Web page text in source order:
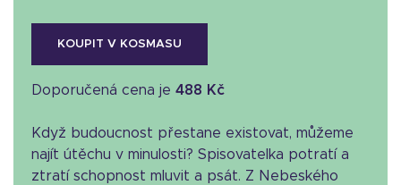
KOUPIT V KOSMASU
Doporučená cena je 488 Kč
Když budoucnost přestane existovat, můžeme
najít útěchu v minulosti? Spisovatelka potratí a
ztratí schopnost mluvit a psát. Z Nebeského